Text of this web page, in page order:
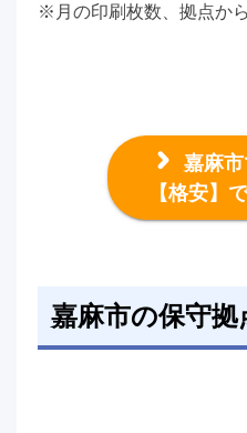
※月の印刷枚数、拠点か
嘉麻
【格安】
嘉麻市の保守